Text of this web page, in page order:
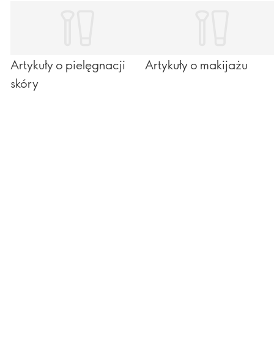
Artykuły o pielęgnacji
skóry
Artykuły o makijażu